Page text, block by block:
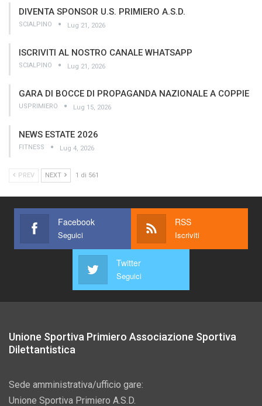
DIVENTA SPONSOR U.S. PRIMIERO A.S.D.
SCIALPINO Lug 21, 2026
ISCRIVITI AL NOSTRO CANALE WHATSAPP
SCIALPINO Lug 21, 2026
GARA DI BOCCE DI PROPAGANDA NAZIONALE A COPPIE
USPRIMIERO Lug 15, 2026
NEWS ESTATE 2026
FITNESS Lug 4, 2026
PREV NEXT 1 di 561
Facebook
Seguici
RSS
Iscriviti
Twitter
Seguici
Unione Sportiva Primiero Associazione Sportiva
Dilettantistica
Sede amministrativa/ufficio gare:
Unione Sportiva Primiero A.S.D.